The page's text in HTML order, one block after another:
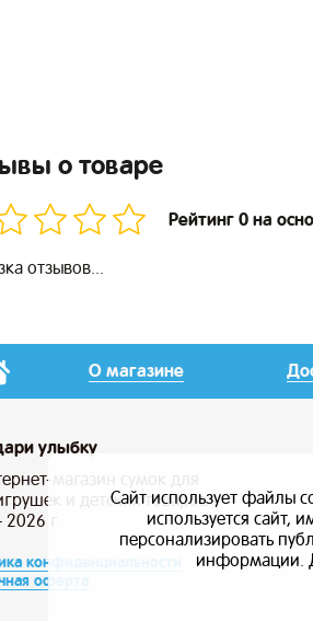
о товаре
Рейтинг 0 на
отзывов...
О магазине
улыбку
магазин сумок для
и детских товаров
г.
конфиденциальности
оферта
Сайт использует файлы
используется сайт,
персонализировать
информации.